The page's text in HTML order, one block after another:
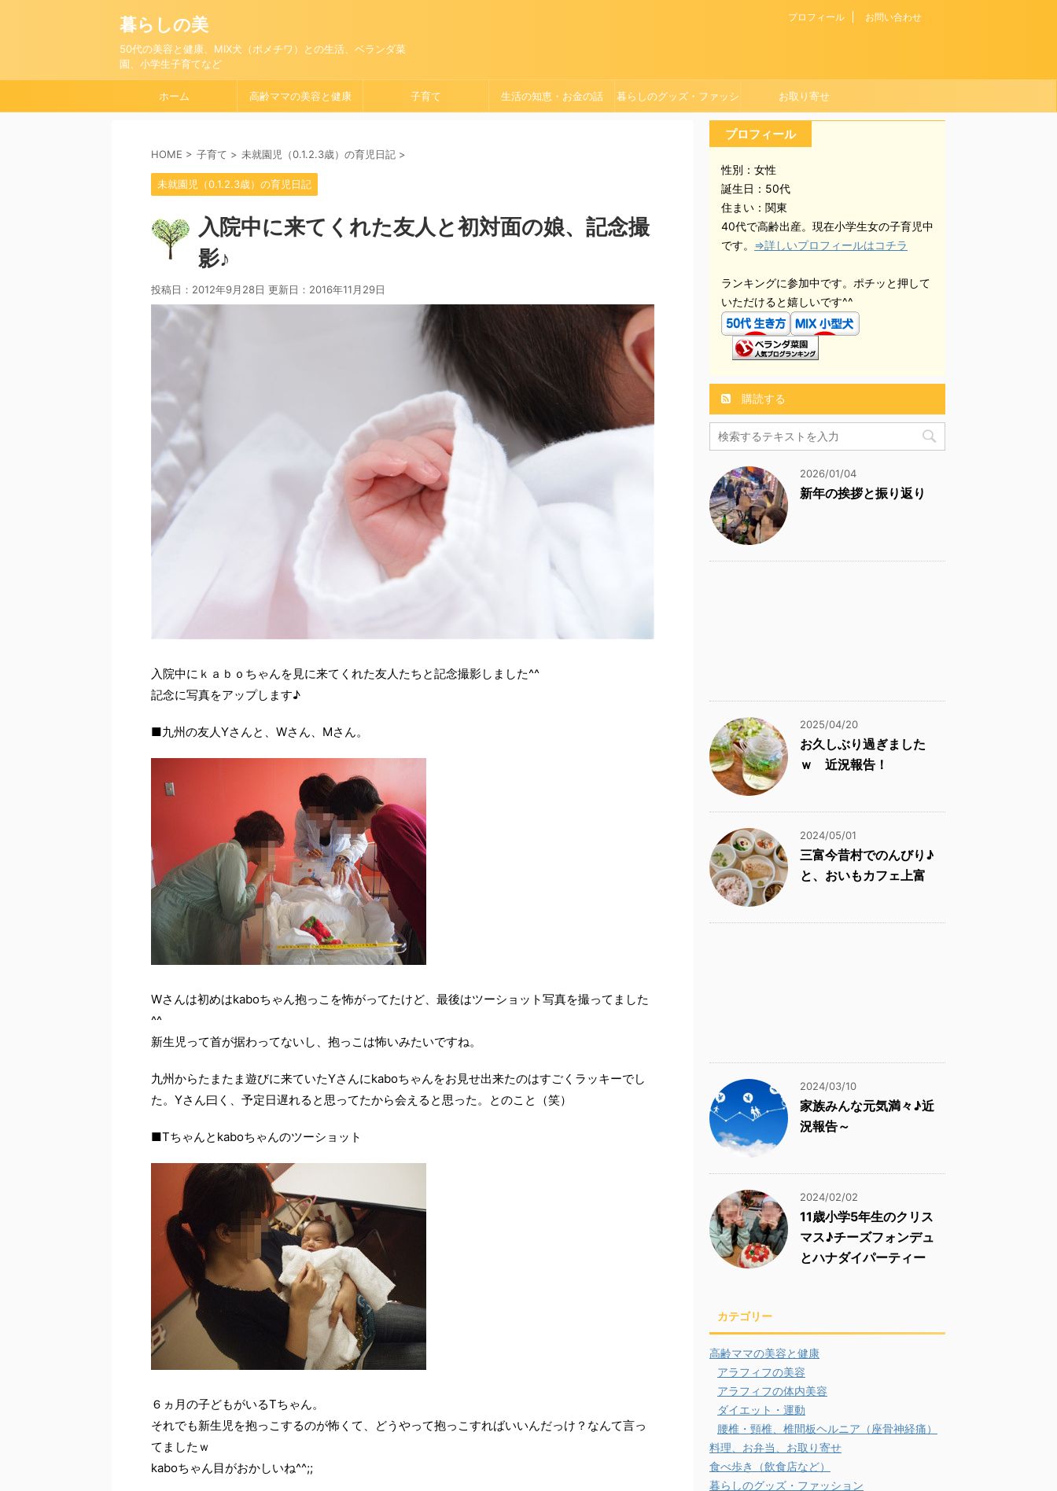
暮らしの美
50代の美容と健康、MIX犬（ポメチワ）との生活、ベランダ菜
園、小学生子育てなど
プロフィール お問い合わせ
ホーム 高齢ママの美容と健康 子育て 生活の知恵・お金の話 暮らしのグッズ・ファッシ お取り寄せ
HOME > 子育て > 未就園児（0.1.2.3歳）の育児日記 >
未就園児（0.1.2.3歳）の育児日記
入院中に来てくれた友人と初対面の娘、記念撮
影♪
投稿日：2012年9月28日 更新日： 2016年11月29日
入院中にｋａｂｏちゃんを見に来てくれた友人たちと記念撮影しました^^
記念に写真をアップします♪
■九州の友人Yさんと、Wさん、Mさん。
Wさんは初めはkaboちゃん抱っこを怖がってたけど、最後はツーショット写真を撮ってました
^^
新生児って首が据わってないし、抱っこは怖いみたいですね。
九州からたまたま遊びに来ていたYさんにkaboちゃんをお見せ出来たのはすごくラッキーでし
た。Yさん曰く、予定日遅れると思ってたから会えると思った。とのこと（笑）
■Tちゃんとkaboちゃんのツーショット
６ヵ月の子どもがいるTちゃん。
それでも新生児を抱っこするのが怖くて、どうやって抱っこすればいいんだっけ？なんて言っ
てましたｗ
kaboちゃん目がおかしいね^^;;
プロフィール
性別：女性
誕生日：50代
住まい：関東
40代で高齢出産。現在小学生女の子育児中
です。 ⇒詳しいプロフィールはコチラ
ランキングに参加中です。ポチッと押して
いただけると嬉しいです^^
購読する
2026/01/04
新年の挨拶と振り返り
2025/04/20
お久しぶり過ぎました
ｗ 近況報告！
2024/05/01
三富今昔村でのんびり♪
と、おいもカフェ上富
2024/03/10
家族みんな元気満々♪近
況報告～
2024/02/02
11歳小学5年生のクリス
マス♪チーズフォンデュ
とハナダイパーティー
カテゴリー
高齢ママの美容と健康
アラフィフの美容
アラフィフの体内美容
ダイエット・運動
腰椎・頸椎、椎間板ヘルニア（座骨神経痛）
料理、お弁当、お取り寄せ
食べ歩き（飲食店など）
暮らしのグッズ・ファッション